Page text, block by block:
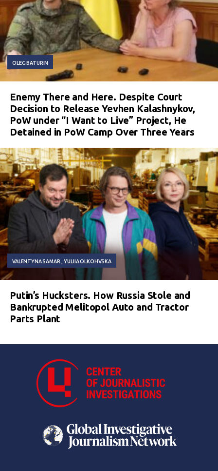
OLEG BATURIN
Enemy There and Here. Despite Court
Decision to Release Yevhen Kalashnykov,
PoW under “I Want to Live” Project, He
Detained in PoW Camp Over Three Years
VALENTYNA SAMAR YULIIA OLKOHVSKA
Putin’s Hucksters. How Russia Stole and
Bankrupted Melitopol Auto and Tractor
Parts Plant